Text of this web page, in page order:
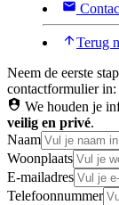
Terug
Neem de eerste stap
contactformulier in:
We houden je
veilig en privé.
Naam
Woonplaats
E-mailadres
Telefoonnummer